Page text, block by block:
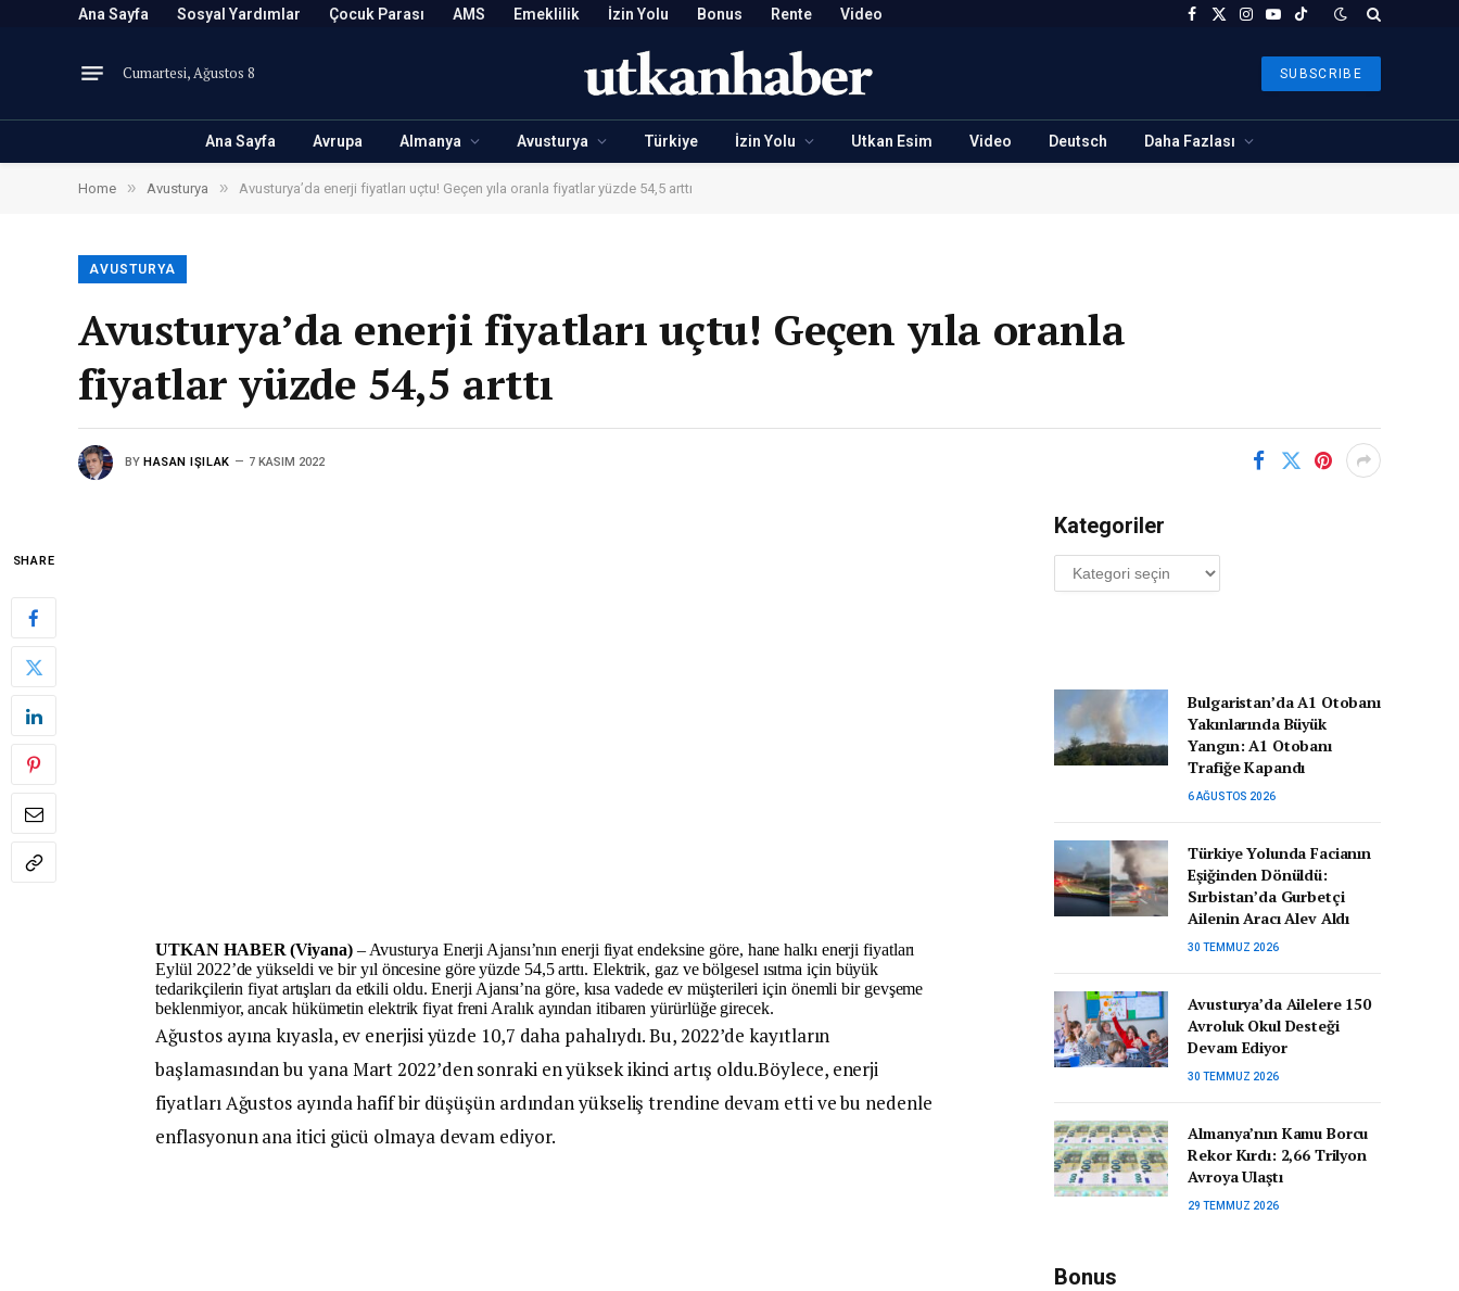
Ana Sayfa Sosyal Yardımlar Çocuk Parası AMS Emeklilik İzin Yolu Bonus Rente Video Facebook
X
Instagram
YouTubeTikTok
Cumartesi, Ağustos 8 SUBSCRIBE
Ana Sayfa Avrupa Almanya Avusturya Türkiye İzin Yolu Utkan Esim Video Deutsch Daha Fazlası
Home » Avusturya » Avusturya’da enerji fiyatları uçtu! Geçen yıla oranla fiyatlar yüzde 54,5 arttı
AVUSTURYA
Avusturya’da enerji fiyatları uçtu! Geçen yıla oranla
fiyatlar yüzde 54,5 arttı
BY HASAN IŞILAK 7 KASIM 2022
SHARE
UTKAN HABER (Viyana) – Avusturya Enerji Ajansı’nın enerji fiyat endeksine göre, hane halkı enerji fiyatları
Eylül 2022’de yükseldi ve bir yıl öncesine göre yüzde 54,5 arttı. Elektrik, gaz ve bölgesel ısıtma için büyük
tedarikçilerin fiyat artışları da etkili oldu. Enerji Ajansı’na göre, kısa vadede ev müşterileri için önemli bir gevşeme
beklenmiyor, ancak hükümetin elektrik fiyat freni Aralık ayından itibaren yürürlüğe girecek.
Ağustos ayına kıyasla, ev enerjisi yüzde 10,7 daha pahalıydı. Bu, 2022’de kayıtların
başlamasından bu yana Mart 2022’den sonraki en yüksek ikinci artış oldu.Böylece, enerji
fiyatları Ağustos ayında hafif bir düşüşün ardından yükseliş trendine devam etti ve bu nedenle
enflasyonun ana itici gücü olmaya devam ediyor.
Kategoriler
Kategoriler
Bulgaristan’da A1 Otobanı
Yakınlarında Büyük
Yangın: A1 Otobanı
Trafiğe Kapandı
6 AĞUSTOS 2026
Türkiye Yolunda Facianın
Eşiğinden Dönüldü:
Sırbistan’da Gurbetçi
Ailenin Aracı Alev Aldı
30 TEMMUZ 2026
Avusturya’da Ailelere 150
Avroluk Okul Desteği
Devam Ediyor
30 TEMMUZ 2026
Almanya’nın Kamu Borcu
Rekor Kırdı: 2,66 Trilyon
Avroya Ulaştı
29 TEMMUZ 2026
Bonus